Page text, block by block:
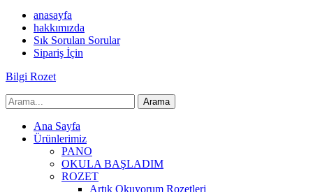
anasayfa
hakkımızda
Sık Sorulan Sorular
Sipariş İçin
Bilgi Rozet
Ana Sayfa
Ürünlerimiz
PANO
OKULA BAŞLADIM
ROZET
Artık Okuyorum Rozetleri